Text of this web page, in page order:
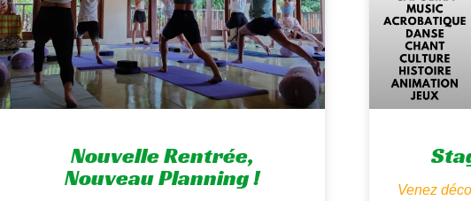
Nouvelle Rentrée,
Nouveau Planning !
Venez